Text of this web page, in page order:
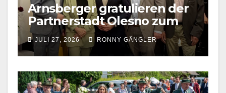
Arnsberger gratulieren der
Partnerstadt Olesno zum
800-jährigen Stadtjubiläum
JULI 27, 2026 RONNY GÄNGLER